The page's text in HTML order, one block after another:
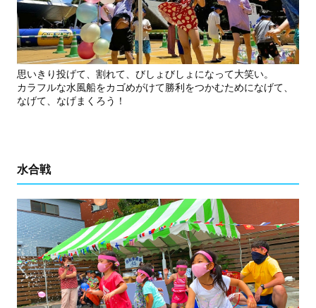
思いきり投げて、割れて、びしょびしょになって大笑い。
カラフルな水風船をカゴめがけて勝利をつかむためになげて、
なげて、なげまくろう！
水合戦